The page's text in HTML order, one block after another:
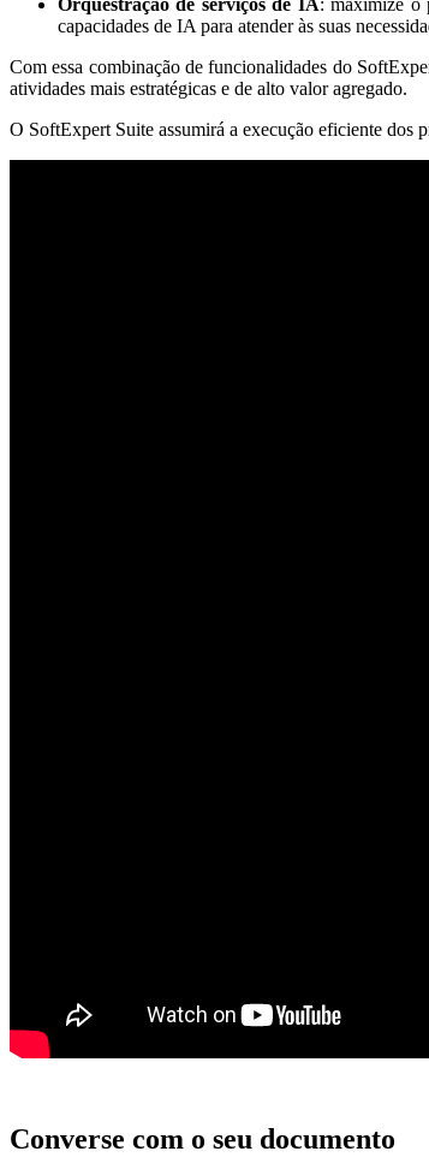
Orquestração de serviços de IA: maximize o
capacidades de IA para atender às suas
Com essa combinação de funcionalidades do
atividades mais estratégicas e de alto valor agregado.
O SoftExpert Suite assumirá a execução eficiente
Converse com o seu documento